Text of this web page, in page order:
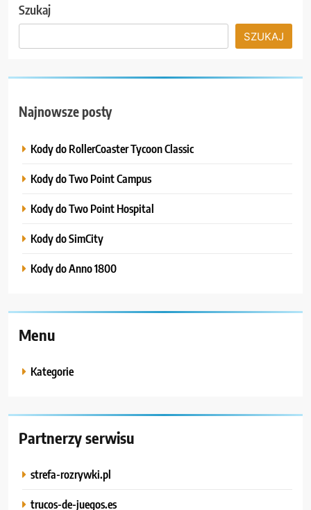
Szukaj
SZUKAJ
Najnowsze posty
Kody do RollerCoaster Tycoon Classic
Kody do Two Point Campus
Kody do Two Point Hospital
Kody do SimCity
Kody do Anno 1800
Menu
Kategorie
Partnerzy serwisu
strefa-rozrywki.pl
trucos-de-juegos.es